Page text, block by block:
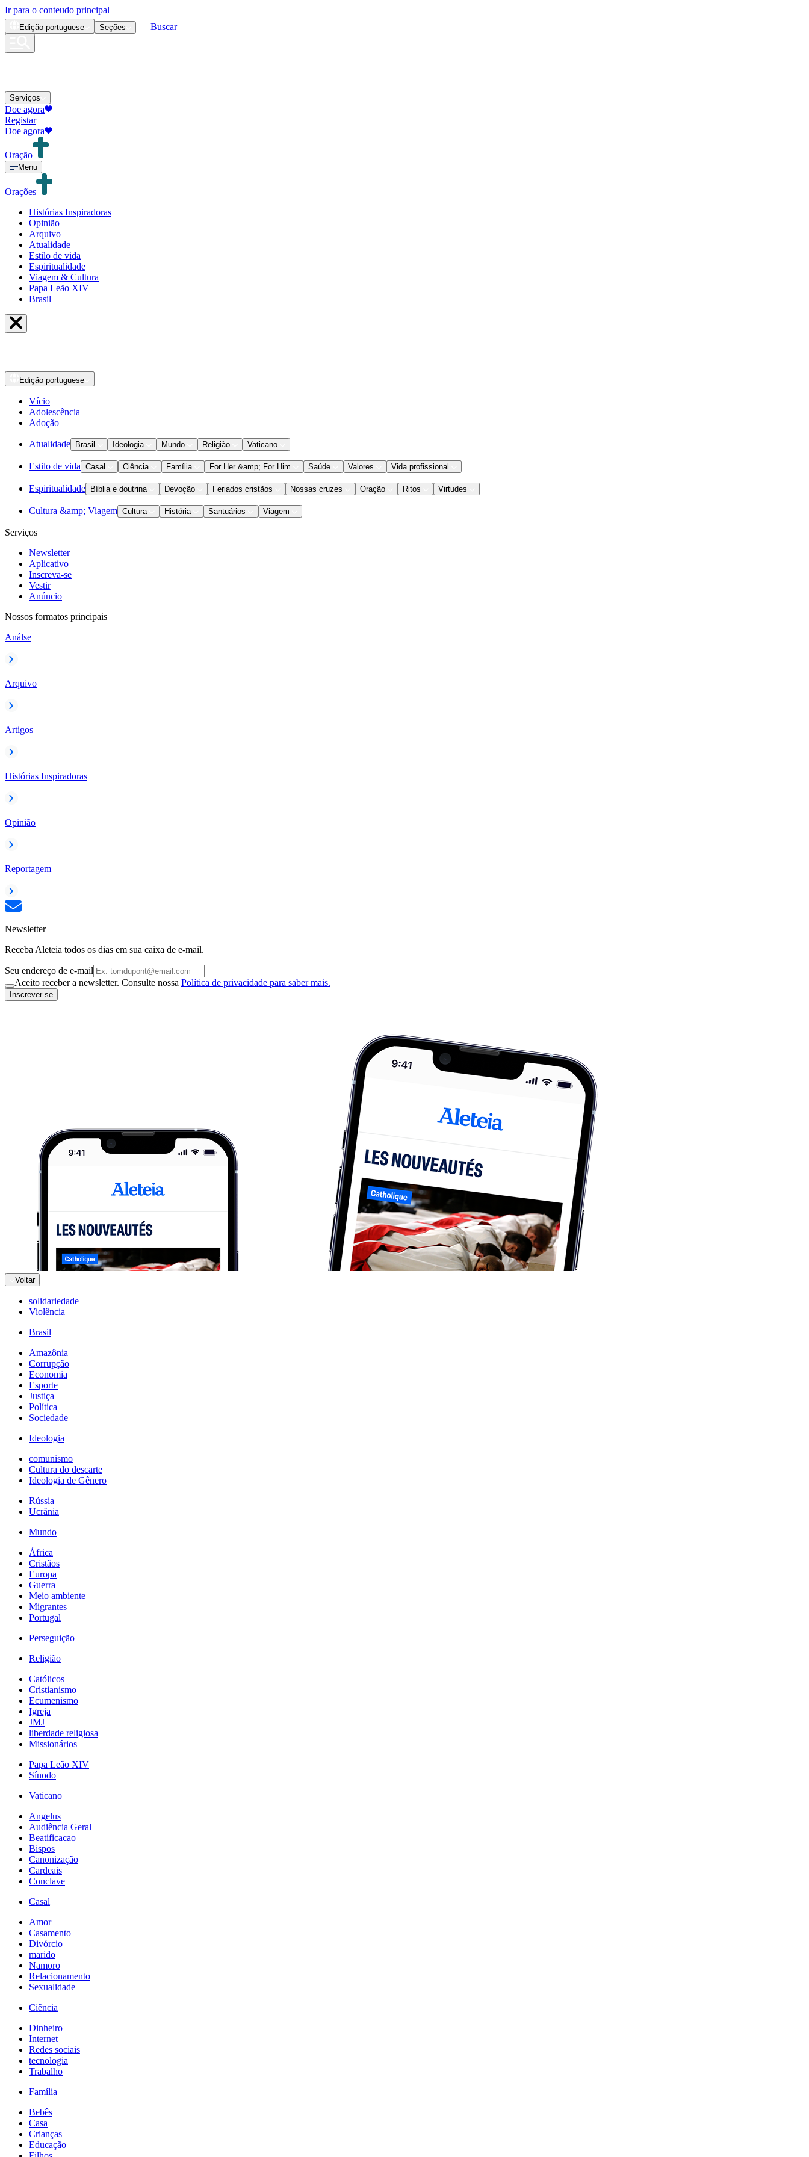
Ir para o conteudo principal
Edição portuguese Seções Buscar
Serviços
Doe agora
Registar
Doe agora
Oração
Menu
Orações
Histórias Inspiradoras
Opinião
Arquivo
Atualidade
Estilo de vida
Espiritualidade
Viagem & Cultura
Papa Leão XIV
Brasil
Edição portuguese
Vício
Adolescência
Adoção
Atualidade Brasil Ideologia Mundo Religião Vaticano
Estilo de vida Casal Ciência Família For Her &amp; For Him Saúde Valores Vida profissional
Espiritualidade Bíblia e doutrina Devoção Feriados cristãos Nossas cruzes Oração Ritos Virtudes
Cultura &amp; Viagem Cultura História Santuários Viagem
Serviços
Newsletter
Aplicativo
Inscreva-se
Vestir
Anúncio
Nossos formatos principais
Análse
Arquivo
Artigos
Histórias Inspiradoras
Opinião
Reportagem
Newsletter
Receba Aleteia todos os dias em sua caixa de e-mail.
Seu endereço de e-mail
Aceito receber a newsletter. Consulte nossa Política de privacidade para saber mais.
Inscrever-se
Voltar
solidariedade
Violência
Brasil
Amazônia
Corrupção
Economia
Esporte
Justiça
Política
Sociedade
Ideologia
comunismo
Cultura do descarte
Ideologia de Gênero
Rússia
Ucrânia
Mundo
África
Cristãos
Europa
Guerra
Meio ambiente
Migrantes
Portugal
Perseguição
Religião
Católicos
Cristianismo
Ecumenismo
Igreja
JMJ
liberdade religiosa
Missionários
Papa Leão XIV
Sínodo
Vaticano
Angelus
Audiência Geral
Beatificacao
Bispos
Canonização
Cardeais
Conclave
Casal
Amor
Casamento
Divórcio
marido
Namoro
Relacionamento
Sexualidade
Ciência
Dinheiro
Internet
Redes sociais
tecnologia
Trabalho
Família
Bebês
Casa
Crianças
Educação